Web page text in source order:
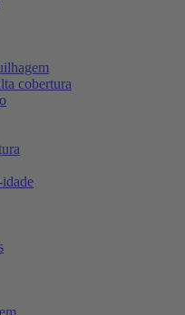
cobertura